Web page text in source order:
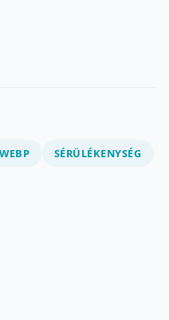
SÉRÜLÉKENYSÉG